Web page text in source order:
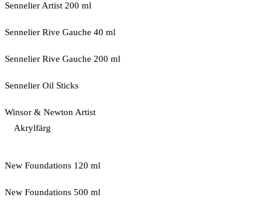
Sennelier Artist 200 ml
Sennelier Rive Gauche 40 ml
Sennelier Rive Gauche 200 ml
Sennelier Oil Sticks
Winsor & Newton Artist
Akrylfärg
New Foundations 120 ml
New Foundations 500 ml